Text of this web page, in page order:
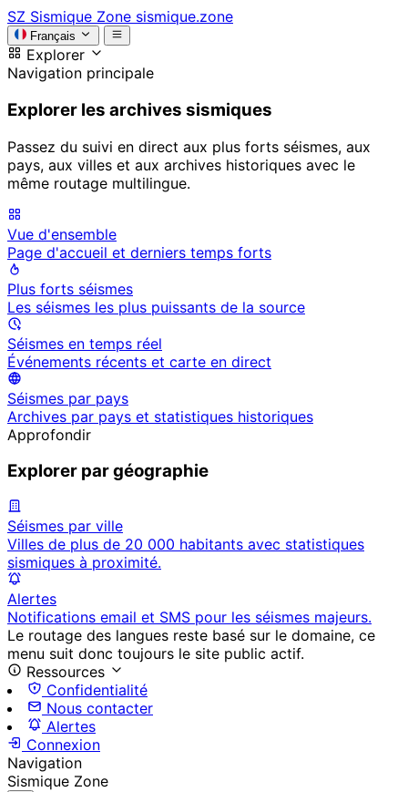
SZ Sismique Zone sismique.zone
Français
Explorer
Navigation principale
Explorer les archives sismiques
Passez du suivi en direct aux plus forts séismes, aux
pays, aux villes et aux archives historiques avec le
même routage multilingue.
Vue d'ensemble
Page d'accueil et derniers temps forts
Plus forts séismes
Les séismes les plus puissants de la source
Séismes en temps réel
Événements récents et carte en direct
Séismes par pays
Archives par pays et statistiques historiques
Approfondir
Explorer par géographie
Séismes par ville
Villes de plus de 20 000 habitants avec statistiques
sismiques à proximité.
Alertes
Notifications email et SMS pour les séismes majeurs.
Le routage des langues reste basé sur le domaine, ce
menu suit donc toujours le site public actif.
Ressources
Confidentialité
Nous contacter
Alertes
Connexion
Navigation
Sismique Zone